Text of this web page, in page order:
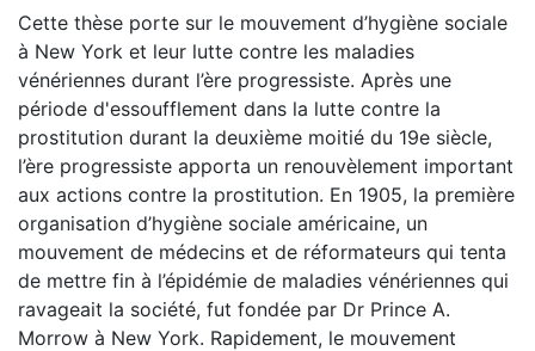
Cette thèse porte sur le mouvement d’hygiène sociale
à New York et leur lutte contre les maladies
vénériennes durant l’ère progressiste. Après une
période d'essoufflement dans la lutte contre la
prostitution durant la deuxième moitié du 19e siècle,
l’ère progressiste apporta un renouvèlement important
aux actions contre la prostitution. En 1905, la première
organisation d’hygiène sociale américaine, un
mouvement de médecins et de réformateurs qui tenta
de mettre fin à l’épidémie de maladies vénériennes qui
ravageait la société, fut fondée par Dr Prince A.
Morrow à New York. Rapidement, le mouvement